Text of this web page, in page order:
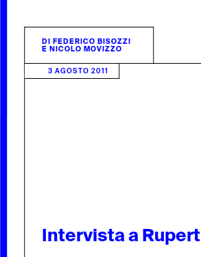
DIFEDERICO BISOZZI
E NICOLO MOVIZZO
3 AGOSTO 2011
Intervista a